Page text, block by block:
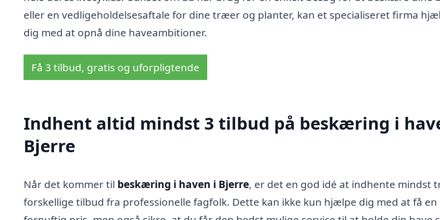
eller en vedligeholdelsesaftale for dine træer og planter, kan et specialiseret firma
dig med at opnå dine haveambitioner.
Få 3 tilbud, gratis og uforpligtende
Indhent altid mindst 3 tilbud på beskæring i
Bjerre
Når det kommer til beskæring i haven i Bjerre, er det en god idé at indhente mindst
forskellige tilbud fra professionelle fagfolk. Dette kan ikke kun hjælpe dig med at få en